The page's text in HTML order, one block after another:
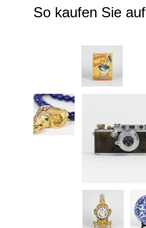
So kaufen Sie auf